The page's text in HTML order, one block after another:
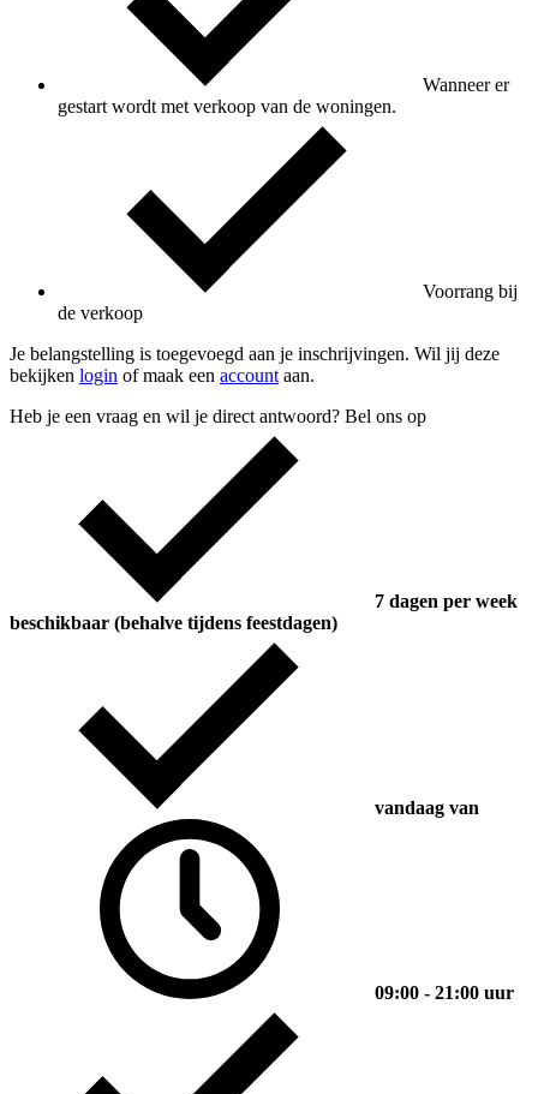
Wanneer er
gestart wordt met verkoop van de woningen.
Voorrang bij
de verkoop
Je belangstelling is toegevoegd aan je inschrijvingen. Wil jij deze
bekijken login of maak een account aan.
Heb je een vraag en wil je direct antwoord? Bel ons op
7 dagen per week
beschikbaar (behalve tijdens feestdagen)
vandaag van
09:00 - 21:00 uur